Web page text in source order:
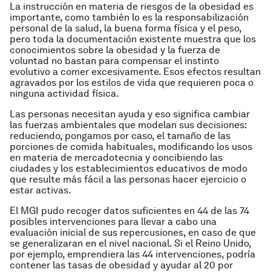
La instrucción en materia de riesgos de la obesidad es
importante, como también lo es la responsabilización
personal de la salud, la buena forma física y el peso,
pero toda la documentación existente muestra que los
conocimientos sobre la obesidad y la fuerza de
voluntad no bastan para compensar el instinto
evolutivo a comer excesivamente. Esos efectos resultan
agravados por los estilos de vida que requieren poca o
ninguna actividad física.
Las personas necesitan ayuda y eso significa cambiar
las fuerzas ambientales que modelan sus decisiones:
reduciendo, pongamos por caso, el tamaño de las
porciones de comida habituales, modificando los usos
en materia de mercadotecnia y concibiendo las
ciudades y los establecimientos educativos de modo
que resulte más fácil a las personas hacer ejercicio o
estar activas.
El MGI pudo recoger datos suficientes en 44 de las 74
posibles intervenciones para llevar a cabo una
evaluación inicial de sus repercusiones, en caso de que
se generalizaran en el nivel nacional. Si el Reino Unido,
por ejemplo, emprendiera las 44 intervenciones, podría
contener las tasas de obesidad y ayudar al 20 por